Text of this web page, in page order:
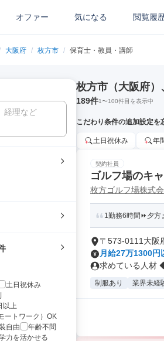
オファー 気になる 閲覧履
大阪府 / 枚方市 / 保育士・教員・講師
土日祝休み
以上
ートワーク）OK
自由
年齢不問
力を活かせる
枚方市（大阪府
189件1〜100件目を表示中
こだわり条件の追加設定を
土日祝休み 年
契約社員
ゴルフ場のキ
枚方ゴルフ場株式
1勤務6時間⏩夕方
〒573-0111大阪
月給27万1300円
求めている人材
制服あり 業界未経